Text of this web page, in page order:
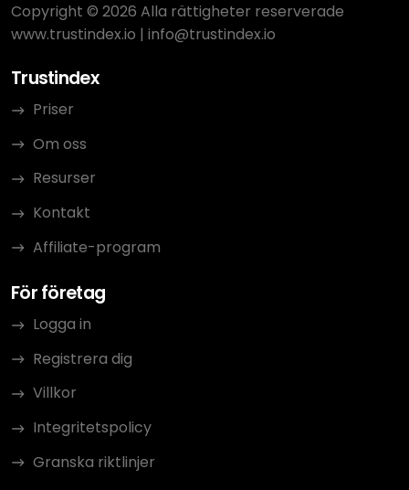
Copyright © 2026 Alla rättigheter reserverade
www.trustindex.io | info@trustindex.io
Trustindex
Priser
Om oss
Resurser
Kontakt
Affiliate-program
För företag
Logga in
Registrera dig
Villkor
Integritetspolicy
Granska riktlinjer